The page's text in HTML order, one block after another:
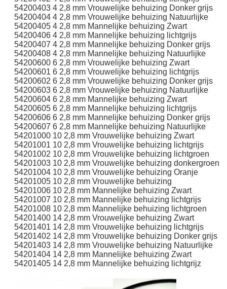
54200403 4 2,8 mm Vrouwelijke behuizing Donker grijs
54200404 4 2,8 mm Vrouwelijke behuizing Natuurlijke
54200405 4 2,8 mm Mannelijke behuizing Zwart
54200406 4 2,8 mm Mannelijke behuizing lichtgrijs
54200407 4 2,8 mm Mannelijke behuizing Donker grijs
54200408 4 2,8 mm Mannelijke behuizing Natuurlijke
54200600 6 2,8 mm Vrouwelijke behuizing Zwart
54200601 6 2,8 mm Vrouwelijke behuizing lichtgrijs
54200602 6 2,8 mm Vrouwelijke behuizing Donker grijs
54200603 6 2,8 mm Vrouwelijke behuizing Natuurlijke
54200604 6 2,8 mm Mannelijke behuizing Zwart
54200605 6 2,8 mm Mannelijke behuizing lichtgrijs
54200606 6 2,8 mm Mannelijke behuizing Donker grijs
54200607 6 2,8 mm Mannelijke behuizing Natuurlijke
54201000 10 2,8 mm Vrouwelijke behuizing Zwart
54201001 10 2,8 mm Vrouwelijke behuizing lichtgrijs
54201002 10 2,8 mm Vrouwelijke behuizing lichtgroen
54201003 10 2,8 mm Vrouwelijke behuizing donkergroen
54201004 10 2,8 mm Vrouwelijke behuizing Oranje
54201005 10 2,8 mm Vrouwelijke behuizing
54201006 10 2,8 mm Mannelijke behuizing Zwart
54201007 10 2,8 mm Mannelijke behuizing lichtgrijs
54201008 10 2,8 mm Mannelijke behuizing lichtgroen
54201400 14 2,8 mm Vrouwelijke behuizing Zwart
54201401 14 2,8 mm Vrouwelijke behuizing lichtgrijs
54201402 14 2,8 mm Vrouwelijke behuizing Donker grijs
54201403 14 2,8 mm Vrouwelijke behuizing Natuurlijke
54201404 14 2,8 mm Mannelijke behuizing Zwart
54201405 14 2,8 mm Mannelijke behuizing lichtgrijz